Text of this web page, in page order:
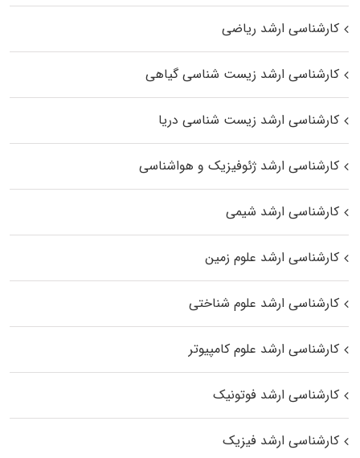
کارشناسی ارشد ریاضی
کارشناسی ارشد زیست‌ شناسی گیاهی
کارشناسی ارشد زیست‌ شناسی دریا
کارشناسی ارشد ژئوفیزیک و هواشناسی
کارشناسی ارشد شیمی
کارشناسی ارشد علوم زمین
کارشناسی ارشد علوم شناختی
کارشناسی ارشد علوم کامپیوتر
کارشناسی ارشد فوتونیک
کارشناسی ارشد فیزیک